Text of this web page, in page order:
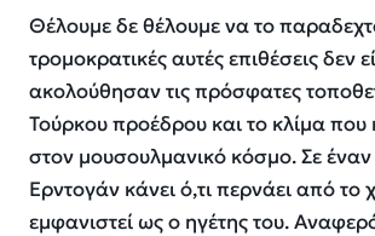
Θέλουμε δε θέλουμε να το
τρομοκρατικές αυτές επιθέσεις δεν
ακολούθησαν τις πρόσφατες
Τούρκου προέδρου και το κλίμα που
στον μουσουλμανικό κόσμο. Σε
Ερντογάν κάνει ό,τι περνάει από το
εμφανιστεί ως ο ηγέτης του.